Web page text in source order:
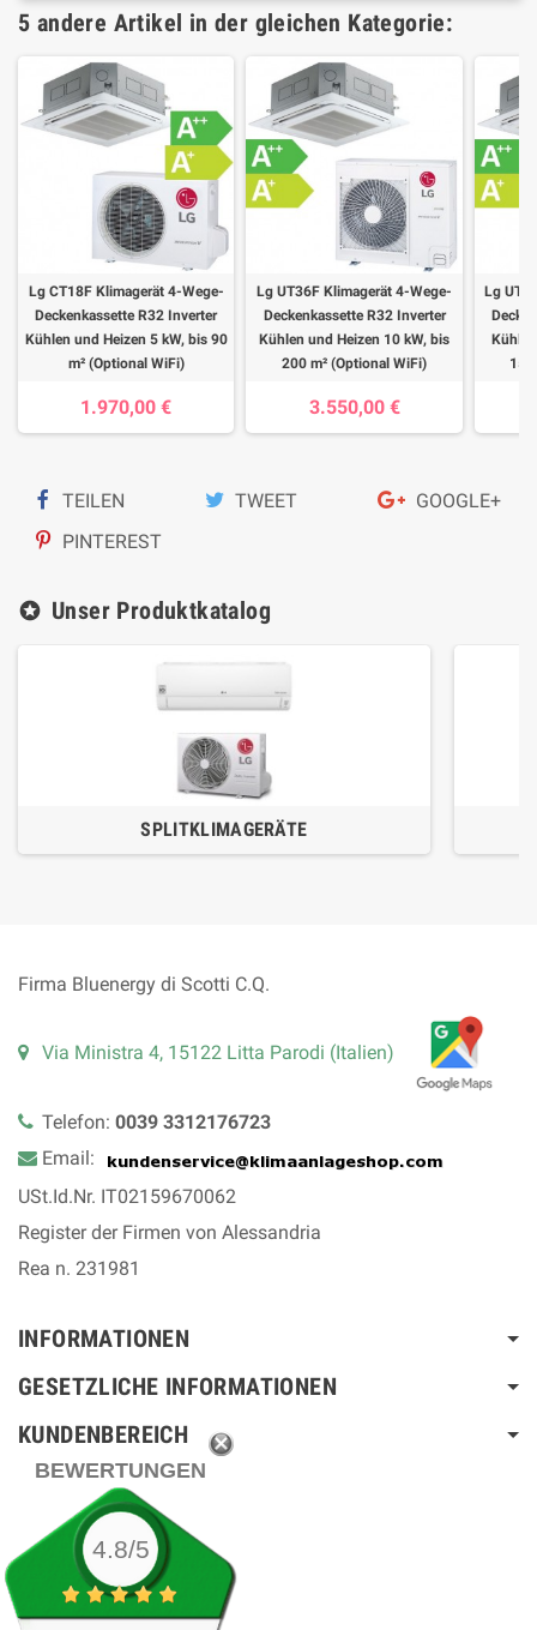
5 andere Artikel in der gleichen Kategorie:
Lg CT18F Klimagerät 4-Wege-
Deckenkassette R32 Inverter
Kühlen und Heizen 5 kW, bis 90
m² (Optional WiFi)
1.970,00 €
Lg UT36F Klimagerät 4-Wege-
Deckenkassette R32 Inverter
Kühlen und Heizen 10 kW, bis
200 m² (Optional WiFi)
3.550,00 €
Lg
150
TEILEN TWEET
GOOGLE+
PINTEREST
stars Unser Produktkatalog
SPLITKLIMAGERÄTE
Firma Bluenergy di Scotti C.Q.
Via Ministra 4, 15122 Litta Parodi (Italien)
Telefon: 0039 3312176723
Email:
USt.Id.Nr. IT02159670062
Register der Firmen von Alessandria
Rea n. 231981
INFORMATIONEN
GESETZLICHE INFORMATIONEN
KUNDENBEREICH
BEWERTUNGEN
4.8/5